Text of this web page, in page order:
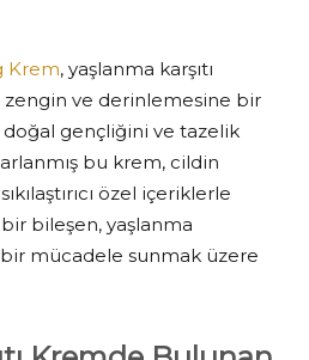
Krem, yaşlanma karşıtı
zengin ve derinlemesine bir
gençliğini ve tazelik
bu krem, cildin
özel içeriklerle
bileşen, yaşlanma
mücadele sunmak üzere